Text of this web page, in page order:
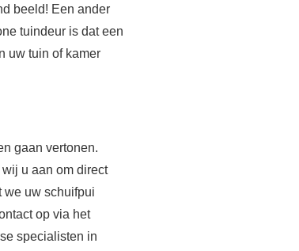
beeld! Een ander
tuindeur is dat een
uw tuin of kamer
gaan vertonen.
u aan om direct
we uw schuifpui
op via het
specialisten in